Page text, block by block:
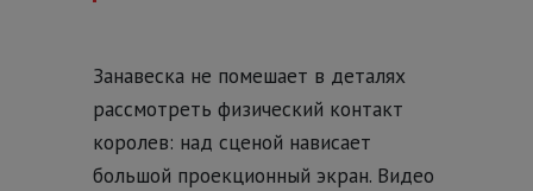
Занавеска не помешает в деталях
рассмотреть физический контакт
королев: над сценой нависает
большой проекционный экран. Видео